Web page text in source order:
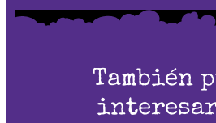
También